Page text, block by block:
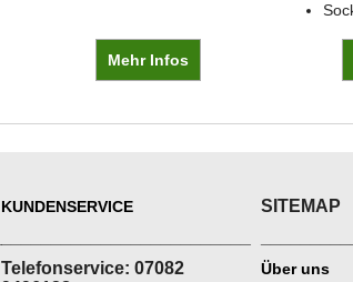
Mehr Infos
KUNDENSERVICE
Telefonservice: 07082
SITEMAP
Über uns